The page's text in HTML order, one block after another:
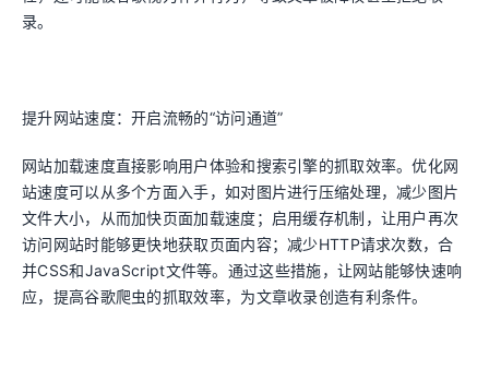
录。
提升网站速度：开启流畅的“访问通道”
网站加载速度直接影响用户体验和搜索引擎的抓取效率。优化网
站速度可以从多个方面入手，如对图片进行压缩处理，减少图片
文件大小，从而加快页面加载速度；启用缓存机制，让用户再次
访问网站时能够更快地获取页面内容；减少HTTP请求次数，合
并CSS和JavaScript文件等。通过这些措施，让网站能够快速响
应，提高谷歌爬虫的抓取效率，为文章收录创造有利条件。